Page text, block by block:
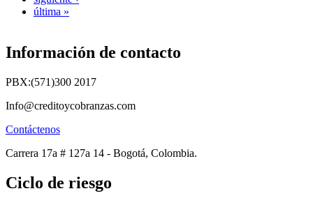
última »
Información de contacto
PBX:(571)300 2017
Info@creditoycobranzas.com
Contáctenos
Carrera 17a # 127a 14 - Bogotá, Colombia.
Ciclo de riesgo